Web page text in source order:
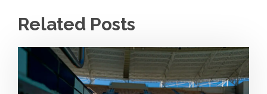
Related Posts